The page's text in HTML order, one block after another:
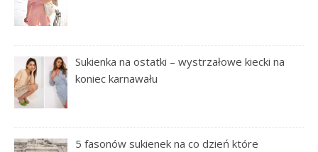
Sukienka na ostatki – wystrzałowe kiecki na
koniec karnawału
5 fasonów sukienek na co dzień które